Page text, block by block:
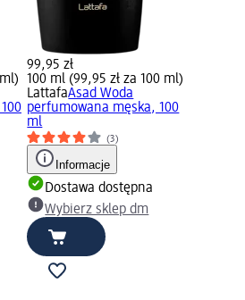
99,95 zł
100 ml (99,95 zł za 100 ml)
LattafaAsad Woda
perfumowana męska, 100
ml
(3)
Informacje
Dostawa dostępna
Wybierz sklep dm